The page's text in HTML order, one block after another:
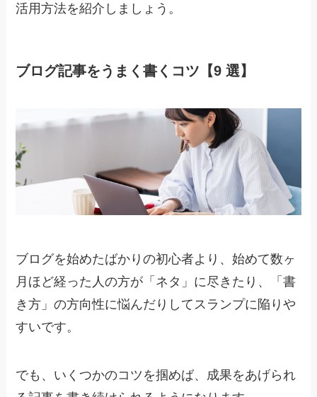
活用方法を紹介しましょう。
ブログ記事をうまく書くコツ【9 選】
ブログを始めたばかりの初心者より、始めて数ヶ
月ほど経った人の方が「ネタ」に尽きたり、「書
き方」の方向性に悩んだりしてスランプに陥りや
すいです。
でも、 いくつかのコツを掴めば、成果をあげられ